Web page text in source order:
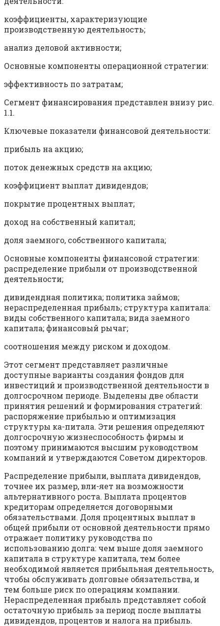
коэффициенты, характеризующие
производственную деятельность;
анализ деловой активности;
Основные компоненты операционной стратегии:
эффективность по затратам;
Сегмент финансирования представлен внизу рис.
1.1.
Ключевые показатели финансовой деятельности:
прибыль на акцию;
поток денежных средств на акцию;
коэффициент выплат дивидендов;
покрытие процентных выплат;
доход на собственный капитал;
доля заемного, собственного капитала;
Основные компоненты финансовой стратегии:
распределение прибыли от производственной
деятельности;
дивидендная политика; политика займов;
нераспределенная прибыль; структура капитала:
виды собственного капитала; вида заемного
капитала; финансовый рычаг;
соотношения между риском и доходом.
Этот сегмент представляет различные
доступные варианты создания фондов для
инвестиций и производственной деятельности в
долгосрочном периоде. Выделены две области
принятия решений и формирования стратегий:
распоряжение прибылью и оптимизация
структуры ка-питала. Эти решения определяют
долгосрочную жизнеспособность фирмы и
поэтому принимаются высшим руководством
компаний и утверждаются Советом директоров.
Распределение прибыли, выплата дивидендов,
точнее их размер, вли-яет на возможности
альтернативного роста. Выплата процентов
кредиторам определяется договорными
обязательствами. Доля процентных выплат в
общей прибыли от основной деятельности прямо
отражает политику руководства по
использованию долга: чем выше доля заемного
капитала в структуре капитала, тем более
необходимой является прибыльная деятельность,
чтобы обслуживать долговые обязательства, и
тем больше риск по операциям компании.
Нераспределенная прибыль представляет собой
остаточную прибыль за период после выплаты
дивидендов, процентов и налога на прибыль.